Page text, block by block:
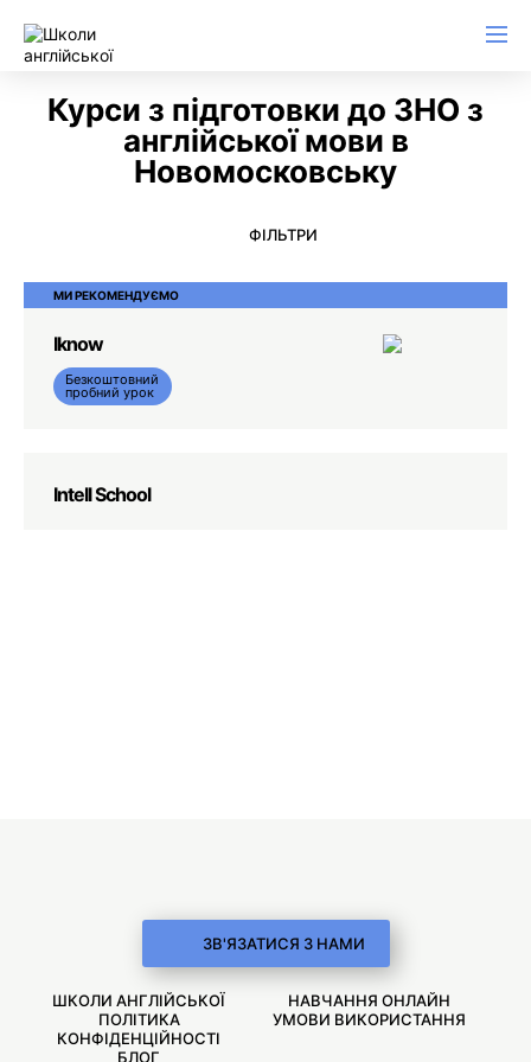
Курси з підготовки до ЗНО з
англійської мови в
Новомосковську
ФІЛЬТРИ
МИ РЕКОМЕНДУЄМО
Iknow
Безкоштовний
пробний урок
Intell School
ЗВ'ЯЗАТИСЯ З НАМИ
ШКОЛИ АНГЛІЙСЬКОЇ
НАВЧАННЯ ОНЛАЙН
ПОЛІТИКА
КОНФІДЕНЦІЙНОСТІ
УМОВИ ВИКОРИСТАННЯ
БЛОГ